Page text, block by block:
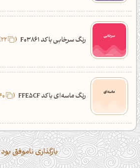
رنگ سرخابی با کد F03861 22
رنگ ماسه‌ای با کد FFE5CF
بارگذاری ناموفق بود